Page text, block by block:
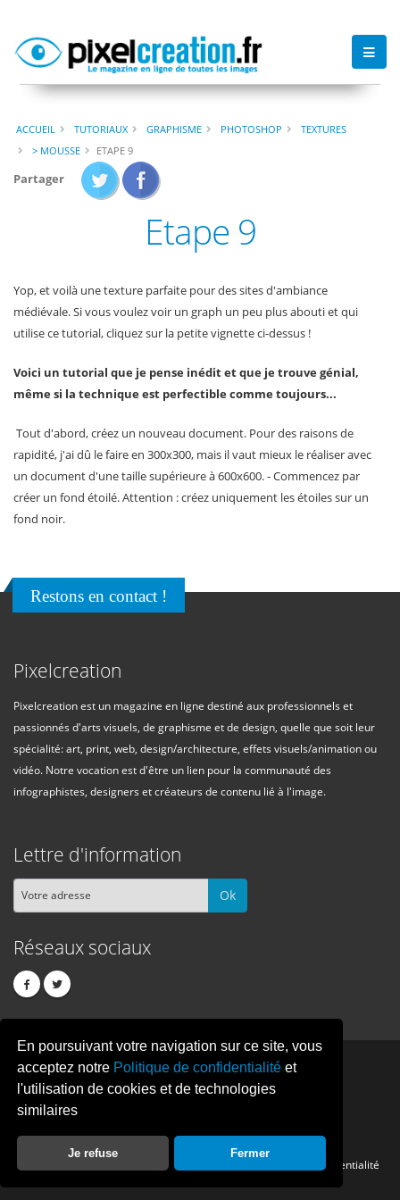
En poursuivant votre navigation sur ce site, vous
acceptez notre Politique de confidentialité et
l'utilisation de cookies et de technologies
similaires
Je refuse Fermer
ACCUEIL TUTORIAUX GRAPHISME PHOTOSHOP
TEXTURES
> MOUSSE
ETAPE 9
Partager
Etape 9
Yop, et voilà une texture parfaite pour des sites d'ambiance
médiévale. Si vous voulez voir un graph un peu plus abouti et qui
utilise ce tutorial, cliquez sur la petite vignette ci-dessus !
Voici un tutorial que je pense inédit et que je trouve génial,
même si la technique est perfectible comme toujours...
Tout d'abord, créez un nouveau document. Pour des raisons de
rapidité, j'ai dû le faire en 300x300, mais il vaut mieux le réaliser avec
un document d'une taille supérieure à 600x600. - Commencez par
créer un fond étoilé. Attention : créez uniquement les étoiles sur un
fond noir.
Restons en contact !
Pixelcreation
Pixelcreation est un magazine en ligne destiné aux professionnels et
passionnés d'arts visuels, de graphisme et de design, quelle que soit leur
spécialité: art, print, web, design/architecture, effets visuels/animation ou
vidéo. Notre vocation est d'être un lien pour la communauté des
infographistes, designers et créateurs de contenu lié à l'image.
Lettre d'information
Ok
Réseaux sociaux
PIXELCREATION
Publicité Politique de confidentialité